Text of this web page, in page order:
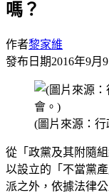
嗎？
作者黎家維
發布日期2016年9月9
(圖片來源：
從「政黨及其附隨
以設立的「不當黨
派之外，依據法律